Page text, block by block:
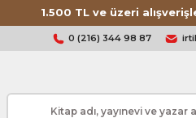
1.500 TL ve üzeri
0 (216) 344 98 87